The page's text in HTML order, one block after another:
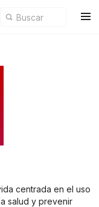
centrada en el uso
salud y prevenir